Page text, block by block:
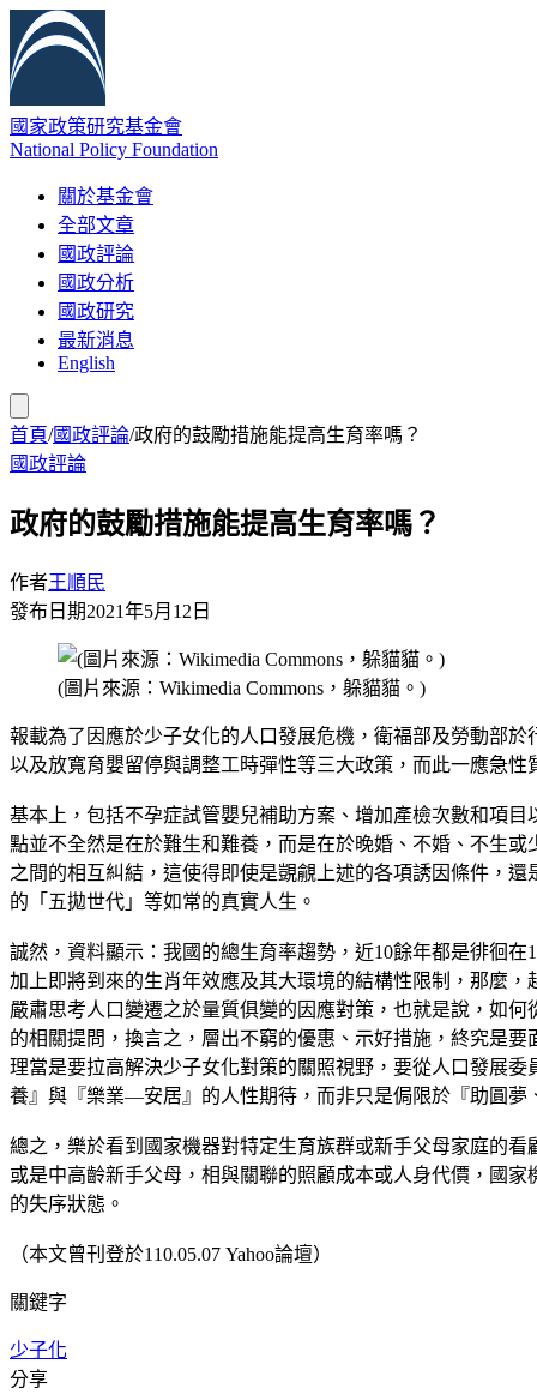
國家政策研究基金會
National Policy Foundation
關於基金會
全部文章
國政評論
國政分析
國政研究
最新消息
English
首頁/國政評論/政府的鼓勵措施能提高生育率嗎？
國政評論
政府的鼓勵措施能提高生育率嗎？
作者王順民
發布日期2021年5月12日
(圖片來源：Wikimedia Commons，躲貓貓。)
報載為了因應於少子女化的人口發展危機，衛福部及勞動部
以及放寬育嬰留停與調整工時彈性等三大政策，而此一應急
基本上，包括不孕症試管嬰兒補助方案、增加產檢次數和項
點並不全然是在於難生和難養，而是在於晚婚、不婚、不生
之間的相互糾結，這使得即使是覬覦上述的各項誘因條件，
的「五拋世代」等如常的真實人生。
誠然，資料顯示：我國的總生育率趨勢，近10餘年都是徘徊在
加上即將到來的生肖年效應及其大環境的結構性限制，那麼
嚴肅思考人口變遷之於量質俱變的因應對策，也就是說，如
的相關提問，換言之，層出不窮的優惠、示好措施，終究是
理當是要拉高解決少子女化對策的關照視野，要從人口發
養』與『樂業—安居』的人性期待，而非只是侷限於『助圓夢
總之，樂於看到國家機器對特定生育族群或新手父母家庭的
或是中高齡新手父母，相與關聯的照顧成本或人身代價，國
的失序狀態。
（本文曾刊登於110.05.07 Yahoo論壇）
關鍵字
少子化
分享